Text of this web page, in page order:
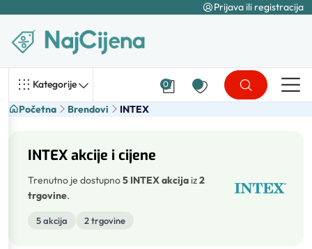
Prijava ili registracija
Kategorije 0
Početna Brendovi INTEX
INTEX akcije i cijene
Trenutno je dostupno5 INTEX akcija iz2
trgovine.
5 akcija 2 trgovine